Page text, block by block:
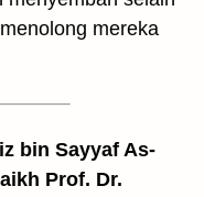
mereka
bin Sayyaf As-
Prof. Dr.